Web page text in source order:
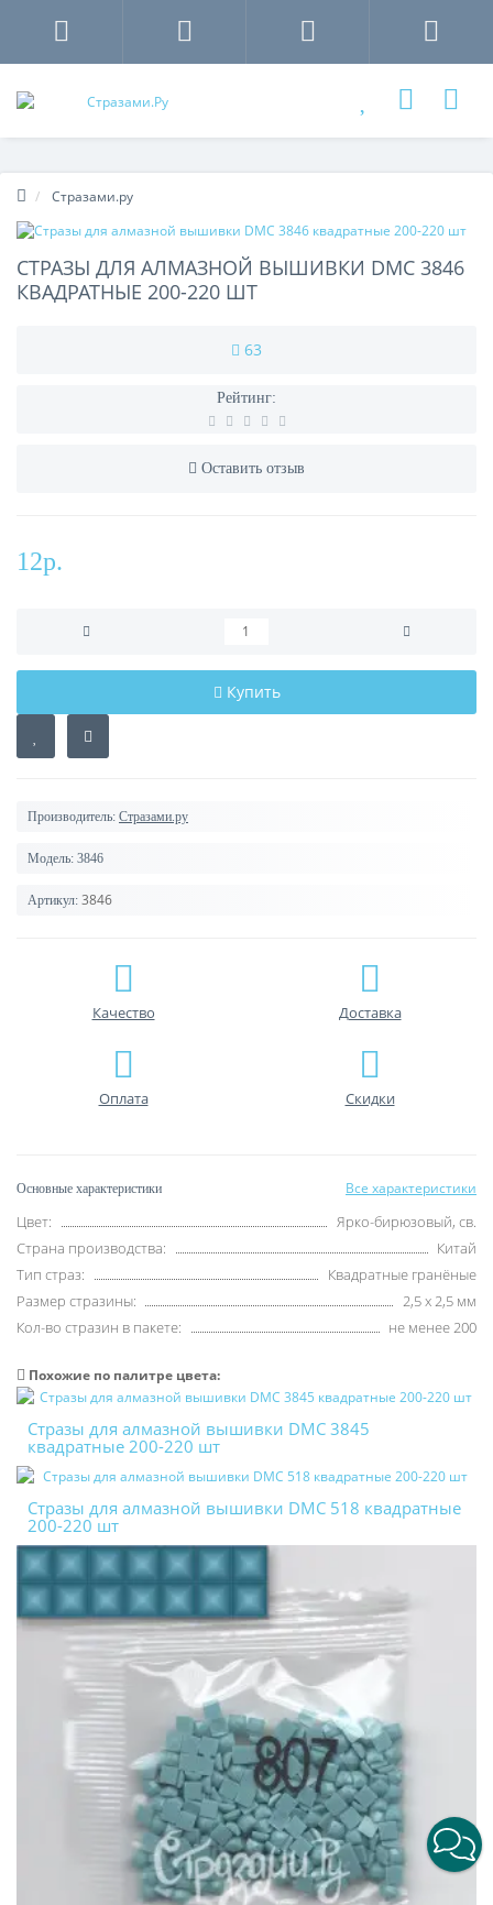
Стразами.ру
СТРАЗЫ ДЛЯ АЛМАЗНОЙ ВЫШИВКИ DMC 3846
КВАДРАТНЫЕ 200-220 ШТ
63
Рейтинг:
Оставить отзыв
12р.
Купить
Производитель: Стразами.ру
Модель: 3846
Артикул: 3846
Качество Доставка
Оплата Скидки
Основные характеристики Все характеристики
Цвет:
Ярко-бирюзовый, св.
Страна производства:
Китай
Тип страз:
Квадратные гранёные
Размер стразины:
2,5 х 2,5 мм
Кол-во стразин в пакете:
не менее 200
Похожие по палитре цвета:
Стразы для алмазной вышивки DMC 3845
квадратные 200-220 шт
Стразы для алмазной вышивки DMC 518 квадратные
200-220 шт